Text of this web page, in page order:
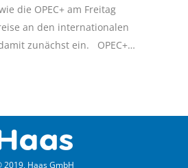
die OPEC+ am Freitag
an den internationalen
zunächst ein. OPEC+…
2019, Haas GmbH